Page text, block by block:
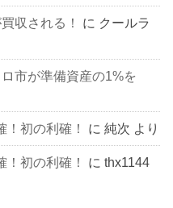
収される！ に クールラ
市が準備資産の1%を
初の利確！ に純次 より
初の利確！ にthx1144